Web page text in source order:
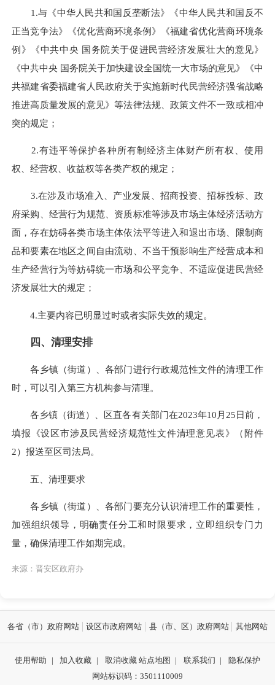
1.与《中华人民共和国反垄断法》《中华人民共和国反不
正当竞争法》《优化营商环境条例》《福建省优化营商环境条
例》《中共中央 国务院关于促进民营经济发展壮大的意见》
《中共中央 国务院关于加快建设全国统一大市场的意见》《中
共福建省委福建省人民政府关于实施新时代民营经济强省战略
推进高质量发展的意见》等法律法规、政策文件不一致或相冲
突的规定；
2.有违平等保护各种所有制经济主体财产所有权、使用
权、经营权、收益权等各类产权的规定；
3.在涉及市场准入、产业发展、招商投资、招标投标、政
府采购、经营行为规范、资质标准等涉及市场主体经济活动方
面，存在妨碍各类市场主体依法平等进入和退出市场、限制商
品和要素在地区之间自由流动、不当干预影响生产经营成本和
生产经营行为等妨碍统一市场和公平竞争、不适应促进民营经
济发展壮大的规定；
4.主要内容已明显过时或者实际失效的规定。
四、清理安排
各乡镇（街道）、各部门进行行政规范性文件的清理工作
时，可以引入第三方机构参与清理。
各乡镇（街道）、区直各有关部门在2023年10月25日前，
填报《设区市涉及民营经济规范性文件清理意见表》（附件
2）报送至区司法局。
五、清理要求
各乡镇（街道）、各部门要充分认识清理工作的重要性，
加强组织领导，明确责任分工和时限要求，立即组织专门力
量，确保清理工作如期完成。
来源：晋安区政府办
各省（市）政府网站 设区市政府网站 县（市、区）政府网站 其他网站
使用帮助 | 加入收藏 | 取消收藏 站点地图 | 联系我们 |
隐私保护
网站标识码：3501110009